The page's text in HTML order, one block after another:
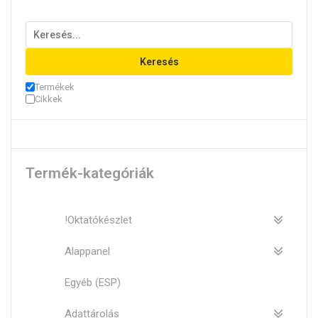
termékoldalon
választhatók
Keresés
Termékek
Cikkek
Termék-kategóriák
!Oktatókészlet
Alappanel
Egyéb (ESP)
Adattárolás